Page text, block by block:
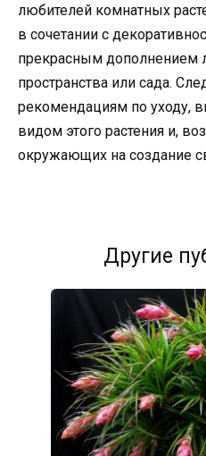
любителей комнатных
в сочетании с
прекрасным дополнением
пространства или сада.
рекомендациям по уходу,
видом этого растения и,
окружающих на создание
Другие